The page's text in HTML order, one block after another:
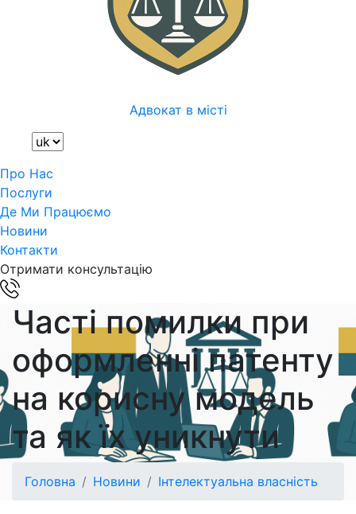
Адвокат в місті
Про Нас
Послуги
Де Ми Працюємо
Новини
Контакти
Отримати консультацію
Часті помилки при
оформленні патенту
на корисну модель
та як їх уникнути
Головна Новини Інтелектуальна власність